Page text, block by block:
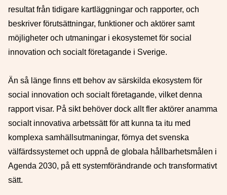
resultat från tidigare kartläggningar och rapporter, och
beskriver förutsättningar, funktioner och aktörer samt
möjligheter och utmaningar i ekosystemet för social
innovation och socialt företagande i Sverige.
Än så länge finns ett behov av särskilda ekosystem för
social innovation och socialt företagande, vilket denna
rapport visar. På sikt behöver dock allt fler aktörer anamma
socialt innovativa arbetssätt för att kunna ta itu med
komplexa samhällsutmaningar, förnya det svenska
välfärdssystemet och uppnå de globala hållbarhetsmålen i
Agenda 2030, på ett systemförändrande och transformativt
sätt.